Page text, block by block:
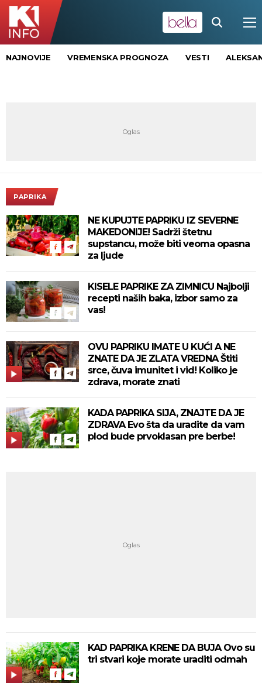
NAJNOVIJE VREMENSKA PROGNOZA VESTI
PAPRIKA
NE KUPUJTE PAPRIKU IZ SEVERNE
MAKEDONIJE! Sadrži štetnu
supstancu, može biti veoma opasna
za ljude
KISELE PAPRIKE ZA ZIMNICU Najbolji
recepti naših baka, izbor samo za
vas!
OVU PAPRIKU IMATE U KUĆI A NE
ZNATE DA JE ZLATA VREDNA Štiti
srce, čuva imunitet i vid! Koliko je
zdrava, morate znati
KADA PAPRIKA SIJA, ZNAJTE DA JE
ZDRAVA Evo šta da uradite da vam
plod bude prvoklasan pre berbe!
KAD PAPRIKA KRENE DA BUJA Ovo su
tri stvari koje morate uraditi odmah